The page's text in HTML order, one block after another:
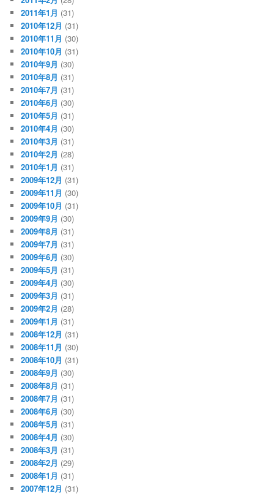
2011年1月 (31)
2010年12月 (31)
2010年11月 (30)
2010年10月 (31)
2010年9月 (30)
2010年8月 (31)
2010年7月 (31)
2010年6月 (30)
2010年5月 (31)
2010年4月 (30)
2010年3月 (31)
2010年2月 (28)
2010年1月 (31)
2009年12月 (31)
2009年11月 (30)
2009年10月 (31)
2009年9月 (30)
2009年8月 (31)
2009年7月 (31)
2009年6月 (30)
2009年5月 (31)
2009年4月 (30)
2009年3月 (31)
2009年2月 (28)
2009年1月 (31)
2008年12月 (31)
2008年11月 (30)
2008年10月 (31)
2008年9月 (30)
2008年8月 (31)
2008年7月 (31)
2008年6月 (30)
2008年5月 (31)
2008年4月 (30)
2008年3月 (31)
2008年2月 (29)
2008年1月 (31)
2007年12月 (31)